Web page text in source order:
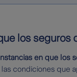
los seguros
en que los
condiciones que